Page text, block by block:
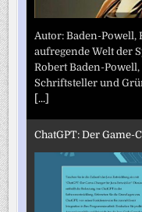
Autor: Baden-Powell,
aufregende Welt der
Robert Baden-
Schriftsteller und
[...]
ChatGPT: Der